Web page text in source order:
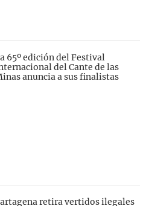
65º edición del Festival
del Cante de las
anuncia a sus finalistas
retira vertidos ilegales